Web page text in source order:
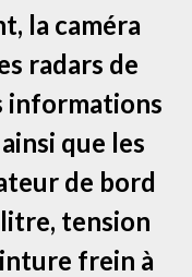
la caméra
radars de
informations
que les
de bord
tension
frein à